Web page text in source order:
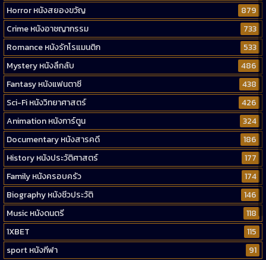
Horror หนังสยองขวัญ
879
Crime หนังอาชญากรรม
733
Romance หนังรักโรแมนติก
533
Mystery หนังลึกลับ
486
Fantasy หนังแฟนตาซี
438
Sci-Fi หนังวิทยาศาสตร์
426
Animation หนังการ์ตูน
324
Documentary หนังสารคดี
186
History หนังประวัติศาสตร์
177
Family หนังครอบครัว
174
Biography หนังชีวประวัติ
146
Music หนังดนตรี
118
1XBET
115
sport หนังกีฬา
91